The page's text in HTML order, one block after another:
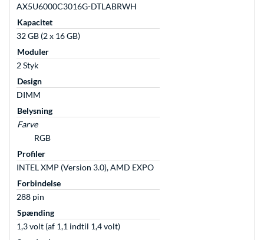
AX5U6000C3016G-DTLABRWH
Kapacitet
32 GB (2 x 16 GB)
Moduler
2 Styk
Design
DIMM
Belysning
Farve
RGB
Profiler
INTEL XMP (Version 3.0), AMD EXPO
Forbindelse
288 pin
Spænding
1,3 volt (af 1,1 indtil 1,4 volt)